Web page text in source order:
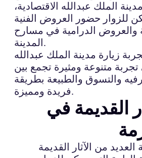
الملك عبدالله الاقتصادية،
للزوار حضور العروض الفنية
والعروض الدرامية في مسارح
المدينة.
زيارة مدينة الملك عبدالله
تجربة متنوعة ومثيرة تجمع بين
والتسوق والطبيعة بطريقة
فريدة ومميزة.
القديمة في
من الآثار القديمة